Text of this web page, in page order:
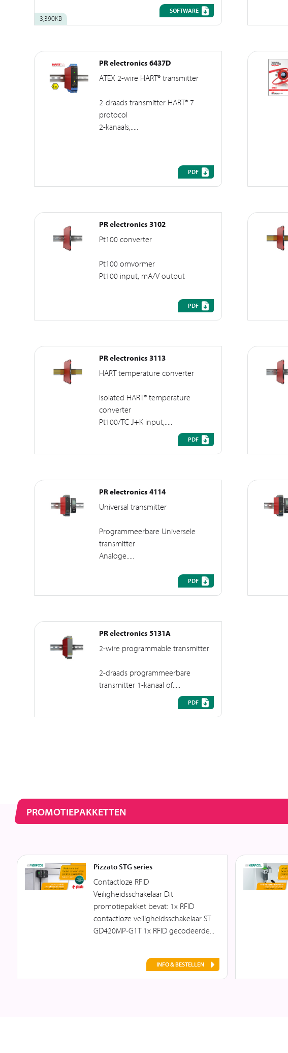
SOFTWARE
3,390KB
PR electronics 6437D
ATEX 2-wire HART® transmitter
2-draads transmitter HART® 7
protocol
2-kanaals,.....
PDF
PR electronics 3102
Pt100 converter
Pt100 omvormer
Pt100 input, mA/V output
PDF
PR electronics 3113
HART temperature converter
Isolated HART® temperature
converter
Pt100/TC J+K input,.....
PDF
PR electronics 4114
Universal transmitter
Programmeerbare Universele
transmitter
Analoge.....
PDF
PR electronics 5131A
2-wire programmable transmitter
2-draads programmeerbare
transmitter 1-kanaal of.....
PDF
PROMOTIEPAKKETTEN
Pizzato STG series
Contactloze RFID
Veiligheidsschakelaar Dit
promotiepakket bevat: 1x RFID
contactloze veiligheidsschakelaar ST
GD420MP-G1T 1x RFID gecodeerde...
INFO & BESTELLEN